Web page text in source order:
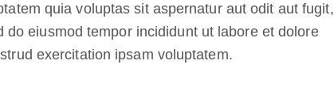
quia voluptas sit aspernatur aut odit aut fugit,
eiusmod tempor incididunt ut labore et dolore
exercitation ipsam voluptatem.